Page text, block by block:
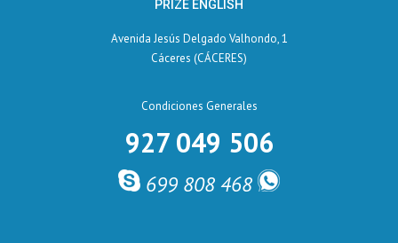
PRIZE ENGLISH
Avenida Jesús Delgado Valhondo, 1
Cáceres (CÁCERES)
Condiciones Generales
927 049 506
699 808 468